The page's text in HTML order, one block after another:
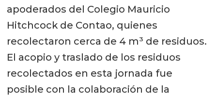
apoderados del Colegio Mauricio
Hitchcock de Contao, quienes
recolectaron cerca de 4 m³ de residuos.
El acopio y traslado de los residuos
recolectados en esta jornada fue
posible con la colaboración de la